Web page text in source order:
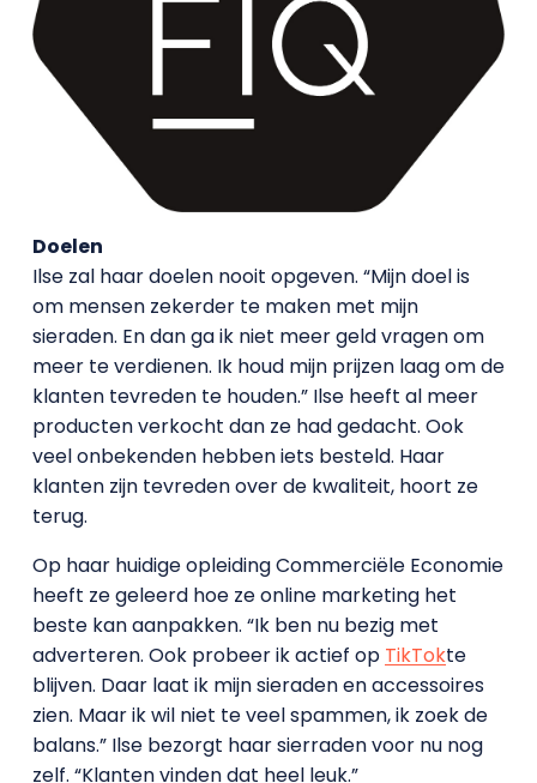
Doelen
Ilse zal haar doelen nooit opgeven. “Mijn doel is
om mensen zekerder te maken met mijn
sieraden. En dan ga ik niet meer geld vragen om
meer te verdienen. Ik houd mijn prijzen laag om de
klanten tevreden te houden.” Ilse heeft al meer
producten verkocht dan ze had gedacht. Ook
veel onbekenden hebben iets besteld. Haar
klanten zijn tevreden over de kwaliteit, hoort ze
terug.
Op haar huidige opleiding Commerciële Economie
heeft ze geleerd hoe ze online marketing het
beste kan aanpakken. “Ik ben nu bezig met
adverteren. Ook probeer ik actief op TikTokte
blijven. Daar laat ik mijn sieraden en accessoires
zien. Maar ik wil niet te veel spammen, ik zoek de
balans.” Ilse bezorgt haar sierraden voor nu nog
zelf. “Klanten vinden dat heel leuk.”